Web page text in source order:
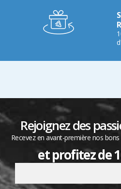
Rejoignez des
Recevez en avant-première nos
et profitez de